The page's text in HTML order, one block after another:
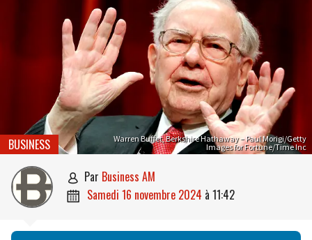
Warren Buffet, Berkshire Hathaway – Paul Morigi/Getty
Images for Fortune/Time Inc
BUSINESS
 par Business AM
 samedi 16 novembre 2024 à 11:42